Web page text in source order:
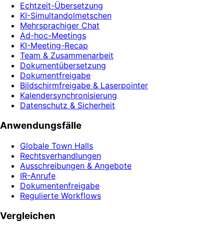
Echtzeit-Übersetzung
KI-Simultandolmetschen
Mehrsprachiger Chat
Ad-hoc-Meetings
KI-Meeting-Recap
Team & Zusammenarbeit
Dokumentübersetzung
Dokumentfreigabe
Bildschirmfreigabe & Laserpointer
Kalendersynchronisierung
Datenschutz & Sicherheit
Anwendungsfälle
Globale Town Halls
Rechtsverhandlungen
Ausschreibungen & Angebote
IR-Anrufe
Dokumentenfreigabe
Regulierte Workflows
Vergleichen